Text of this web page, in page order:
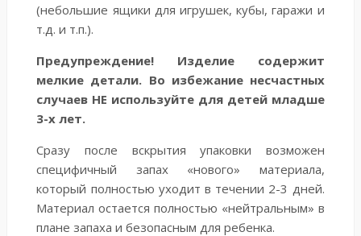
(небольшие ящики для игрушек, кубы, гаражи и
т.д. и т.п.).
Предупреждение! Изделие содержит
мелкие детали. Во избежание несчастных
случаев НЕ используйте для детей младше
3-х лет.
Сразу после вскрытия упаковки возможен
специфичный запах «нового» материала,
который полностью уходит в течении 2-3 дней.
Материал остается полностью «нейтральным» в
плане запаха и безопасным для ребенка.